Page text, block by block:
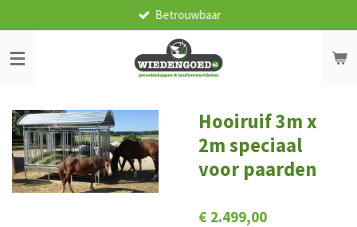
direct
naar
de
Betrouwbaar
Hooiruif 3m x
2m speciaal
voor paarden
€ 2.499,00